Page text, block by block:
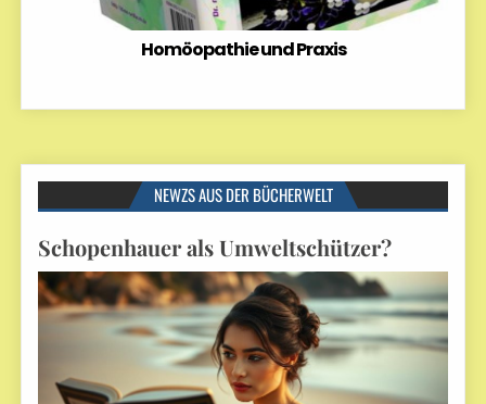
Homöopathie und Praxis
NEWZS AUS DER BÜCHERWELT
Schopenhauer als Umweltschützer?